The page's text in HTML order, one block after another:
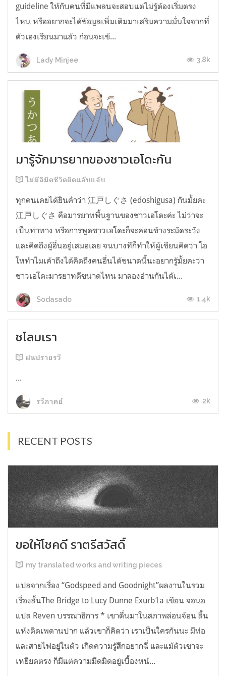
guideline ให้กับคนที่มีแพลนจะสอบแต่ไม่รู้ต้องเริ่มตรง
ไหน หรืออยากจะได้ข้อมูลเพิ่มเติมมาเสริมความมั่นใจจากที่
ตัวเองเรียนมาแล้ว ก่อนจะเข้...
Lady Minjee 3.8k
มารู้จักมารยาทของชาวเอโดะกัน
ไม่มีลิมิตชีวิตติดแอ๊บแจ๊บ
ทุกคนเคยได้ยินคำว่า 江戸しぐさ (edoshigusa) กันมั้ยคะ
江戸しぐさ คือมารยาทพื้นฐานของชาวเอโดะค่ะ ไม่ว่าจะ
เป็นท่าทาง หรือการพูดชาวเอโดะก็จะค่อนข้างระมัดระวัง
และคิดถึงผู้อื่นอยู่เสมอเลย จนบางทีก็ทำให้ผู้เขียนคิดว่า โอ
โหทำไมเค้าถึงได้คิดถึงคนอื่นได้ขนาดนี้นะอยากรู้มั้ยคะว่า
ชาวเอโดะมารยาทดีขนาดไหน มาลองอ่านกันได้เ...
Sodasado 1.4k
ชโลมเรา
ฝนปรายรวี
...
รวีภาคย์ 2k
RECENT POSTS
ขอให้โชคดี ราตรีสวัสดิ์
my translated works and writing pieces
แปลจากเรื่อง “Godspeed and Goodnight”ผลงานในรวม
เรื่องสั้นThe Bridge to Lucy Dunne Exurb1a เขียน จอนอ
แปล Reven บรรณาธิการ * เขาตื่นมาในสภาพล่อนจ้อน ลิ้น
แห้งติดเพดานปาก แล้วเขาก็คิดว่า เราเป็นใครกันนะ มีท่อ
และสายไฟอยู่ในตัว เกิดความรู้สึกอยากฉี่ และแม้ตัวเขาจะ
เหยียดตรง ก็มีแต่ความมืดมิดอยู่เบื้องหน้...